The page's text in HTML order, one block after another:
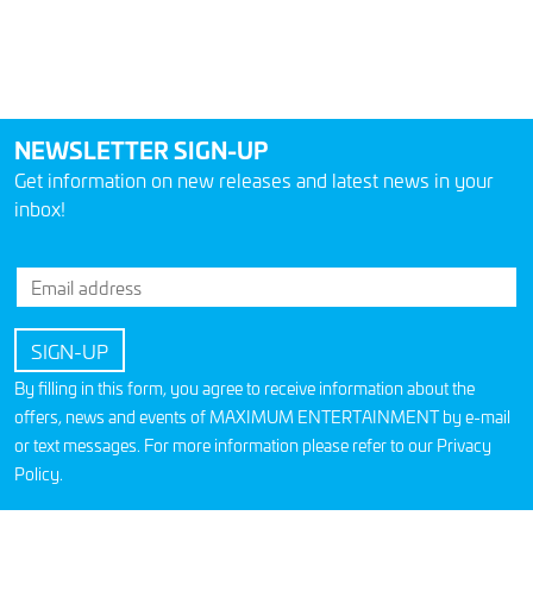
NEWSLETTER SIGN-UP
Get information on new releases and latest news in your
inbox!
By filling in this form, you agree to receive information about the
offers, news and events of MAXIMUM ENTERTAINMENT by e-mail
or text messages. For more information please refer to our Privacy
Policy.